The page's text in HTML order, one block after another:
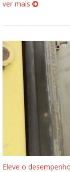
ver mais
Eleve o